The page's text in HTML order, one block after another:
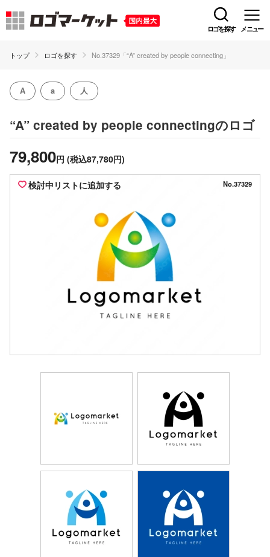
ロゴを探す メニュー
トップ ロゴを探す No.37329「“A” created by people connecting」
A a 人
“A” created by people connectingのロゴ
79,800円 (税込87,780円)
検討中リストに追加する No.37329